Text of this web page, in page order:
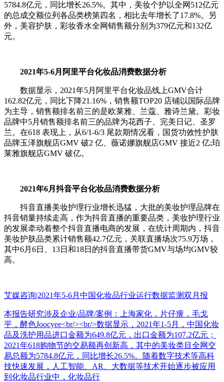
5784.8亿元，同比增长26.5%。其中，美妆个护以全网512亿元
的总成交额位列各品类榜第四名，相比去年增长了17.8%。另
外，美容护肤，彩妆香水全网销售额分别为379亿元和132亿
元。
2021年5-6月阿里平台化妆品消费数据分析
数据显示，2021年5月阿里平台化妆品线上GMV合计
162.82亿元，同比下降21.16%，销售额TOP20 店铺以国际品牌
为主导，销售额排名前三的是欧莱雅、兰蔻、雅诗兰黛。彩妆
品牌中5月销售额排名前三的品牌为花西子、完美日记、圣罗
兰。在618 表现上，从6/1-6/3 尾款期情况看，国货功效性护肤
品牌玉泽旗舰店GMV 破2 亿、薇诺娜旗舰店GMV 接近2 亿;珀
莱雅旗舰店GMV 破亿。
2021年6月抖音平台化妆品消费数据分析
抖音直播美妆护理行业增长迅猛，大批的美妆护理品牌在
抖音销量持续走高，作为抖音直播的重要品类，美妆护理行业
的发展牵动着整个抖音直播电商的发展，在统计周期内，抖音
美妆护肤品类累计销售额42.7亿元，关联直播场次75.9万场，
其中6月6日、13日和18日的抖音直播带货GMV与场均GMV较
高。
艾媒咨询|2021年5-6月中国化妆品行业运行数据监测双月报
本报告研究涉及企业/品牌/案例：上海家化，片仔癀，毛戈
平，酵色Joocyee<br/><br/>数据显示，2021年1-5月，中国化妆
品及洗护用品进口金额为649.8亿元，出口金额为107.2亿元；
2021年618购物节的交易额再创新高，其中的美妆类目全网交
易总额为5784.8亿元，同比增长26.5%。随着数字技术等高科
技快速发展，人工智能、AR、大数据等技术开始逐步被应用
到化妆品行业中，化妆品行